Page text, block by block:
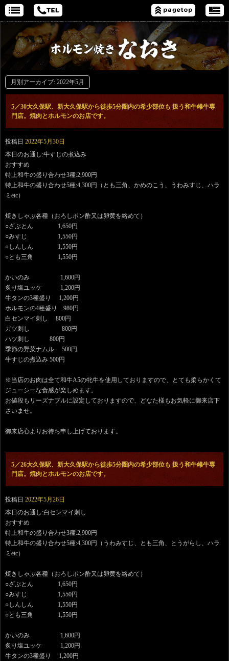
月別アーカイブ: 2022年5月
5／30大久保駅、新大久保駅から徒歩5分圏内の希少部位も 扱う和牛雌牛専
門店。焼肉とホルモンのお店です。
投稿日 2022年5月30日
本日のお通し:牛すじの煮込み
おすすめ
特上和牛の盛り合わせ3種:2,900円
特上和牛の盛り合わせ5種:4,300円（とも三角、かめのこう、うわみすじ、ハラ
ミetc）
焼きしゃぶ各種（おろしポン酢又は卵黄を絡めて）
○ざぶとん 1,650円
○みすじ 1,550円
○しんしん 1,550円
○とも三角 1,550円
かいのみ 1,600円
炙り塩ユッケ 1,200円
牛タンの3種盛り 1,200円
ホルモンの4種盛り 980円
白センマイ刺し 800円
ガツ刺し 800円
ハツ刺し 800円
季節の野菜ナムル 500円
牛すじの煮込み 500円
※当店のお肉は全て和牛A5の牝牛を使用しておりますので、とても柔らかくて
ジューシーな食感が楽しめます。
お値段もリーズナブルに設定しておりますので、どなた様もお気軽に御来店下
さいませ。
御来店心よりお待ち申し上げております。
5／26大久保駅、新大久保駅から徒歩5分圏内の希少部位も 扱う和牛雌牛専
門店。焼肉とホルモンのお店です。
投稿日 2022年5月26日
本日のお通し:白センマイ刺し
おすすめ
特上和牛の盛り合わせ3種:2,900円
特上和牛の盛り合わせ5種:4,300円（うわみすじ、とも三角、とうがらし、ハラ
ミetc）
焼きしゃぶ各種（おろしポン酢又は卵黄を絡めて）
○ざぶとん 1,650円
○みすじ 1,550円
○しんしん 1,550円
○とも三角 1,550円
かいのみ 1,600円
炙り塩ユッケ 1,200円
牛タンの3種盛り 1,200円